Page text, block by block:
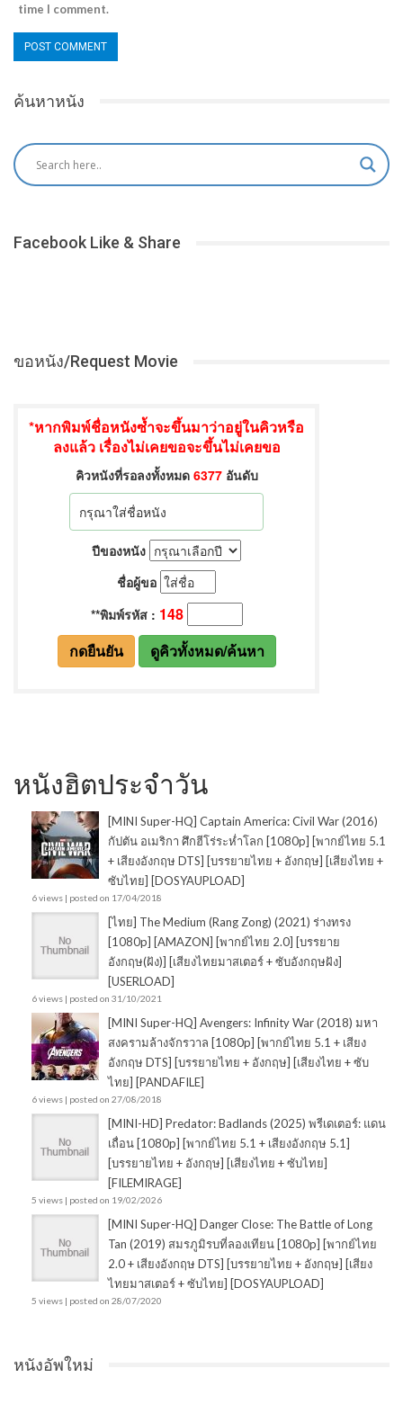
time I comment.
ค้นหาหนัง
Facebook Like & Share
ขอหนัง/Request Movie
หนังฮิตประจำวัน
[MINI Super-HQ] Captain America: Civil War (2016)
กัปตัน อเมริกา ศึกฮีโร่ระห่ำโลก [1080p] [พากย์ไทย 5.1
+ เสียงอังกฤษ DTS] [บรรยายไทย + อังกฤษ] [เสียงไทย +
ซับไทย] [DOSYAUPLOAD]
6 views | posted on 17/04/2018
[ไทย] The Medium (Rang Zong) (2021) ร่างทรง
[1080p] [AMAZON] [พากย์ไทย 2.0] [บรรยาย
อังกฤษ(ฝัง)] [เสียงไทยมาสเตอร์ + ซับอังกฤษฝัง]
[USERLOAD]
6 views | posted on 31/10/2021
[MINI Super-HQ] Avengers: Infinity War (2018) มหา
สงครามล้างจักรวาล [1080p] [พากย์ไทย 5.1 + เสียง
อังกฤษ DTS] [บรรยายไทย + อังกฤษ] [เสียงไทย + ซับ
ไทย] [PANDAFILE]
6 views | posted on 27/08/2018
[MINI-HD] Predator: Badlands (2025) พรีเดเตอร์: แดน
เถื่อน [1080p] [พากย์ไทย 5.1 + เสียงอังกฤษ 5.1]
[บรรยายไทย + อังกฤษ] [เสียงไทย + ซับไทย]
[FILEMIRAGE]
5 views | posted on 19/02/2026
[MINI Super-HQ] Danger Close: The Battle of Long
Tan (2019) สมรภูมิรบที่ลองเทียน [1080p] [พากย์ไทย
2.0 + เสียงอังกฤษ DTS] [บรรยายไทย + อังกฤษ] [เสียง
ไทยมาสเตอร์ + ซับไทย] [DOSYAUPLOAD]
5 views | posted on 28/07/2020
หนังอัพใหม่